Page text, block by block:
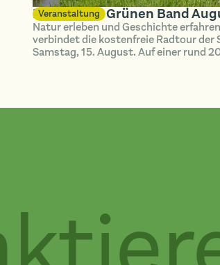
Veranstaltung
Radtour im Grünen Band
Natur erleben und Geschichte
verbindet die kostenfreie Radtour der
Samstag, 15. August. Auf einer rund